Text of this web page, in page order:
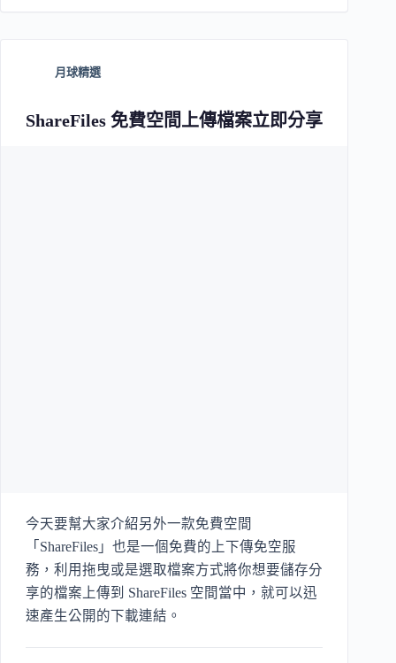
月球精選
ShareFiles 免費空間上傳檔案立即分享
今天要幫大家介紹另外一款免費空間
「ShareFiles」也是一個免費的上下傳免空服
務，利用拖曳或是選取檔案方式將你想要儲存分
享的檔案上傳到 ShareFiles 空間當中，就可以迅
速產生公開的下載連結。